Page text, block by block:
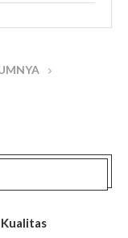
kata dengan …